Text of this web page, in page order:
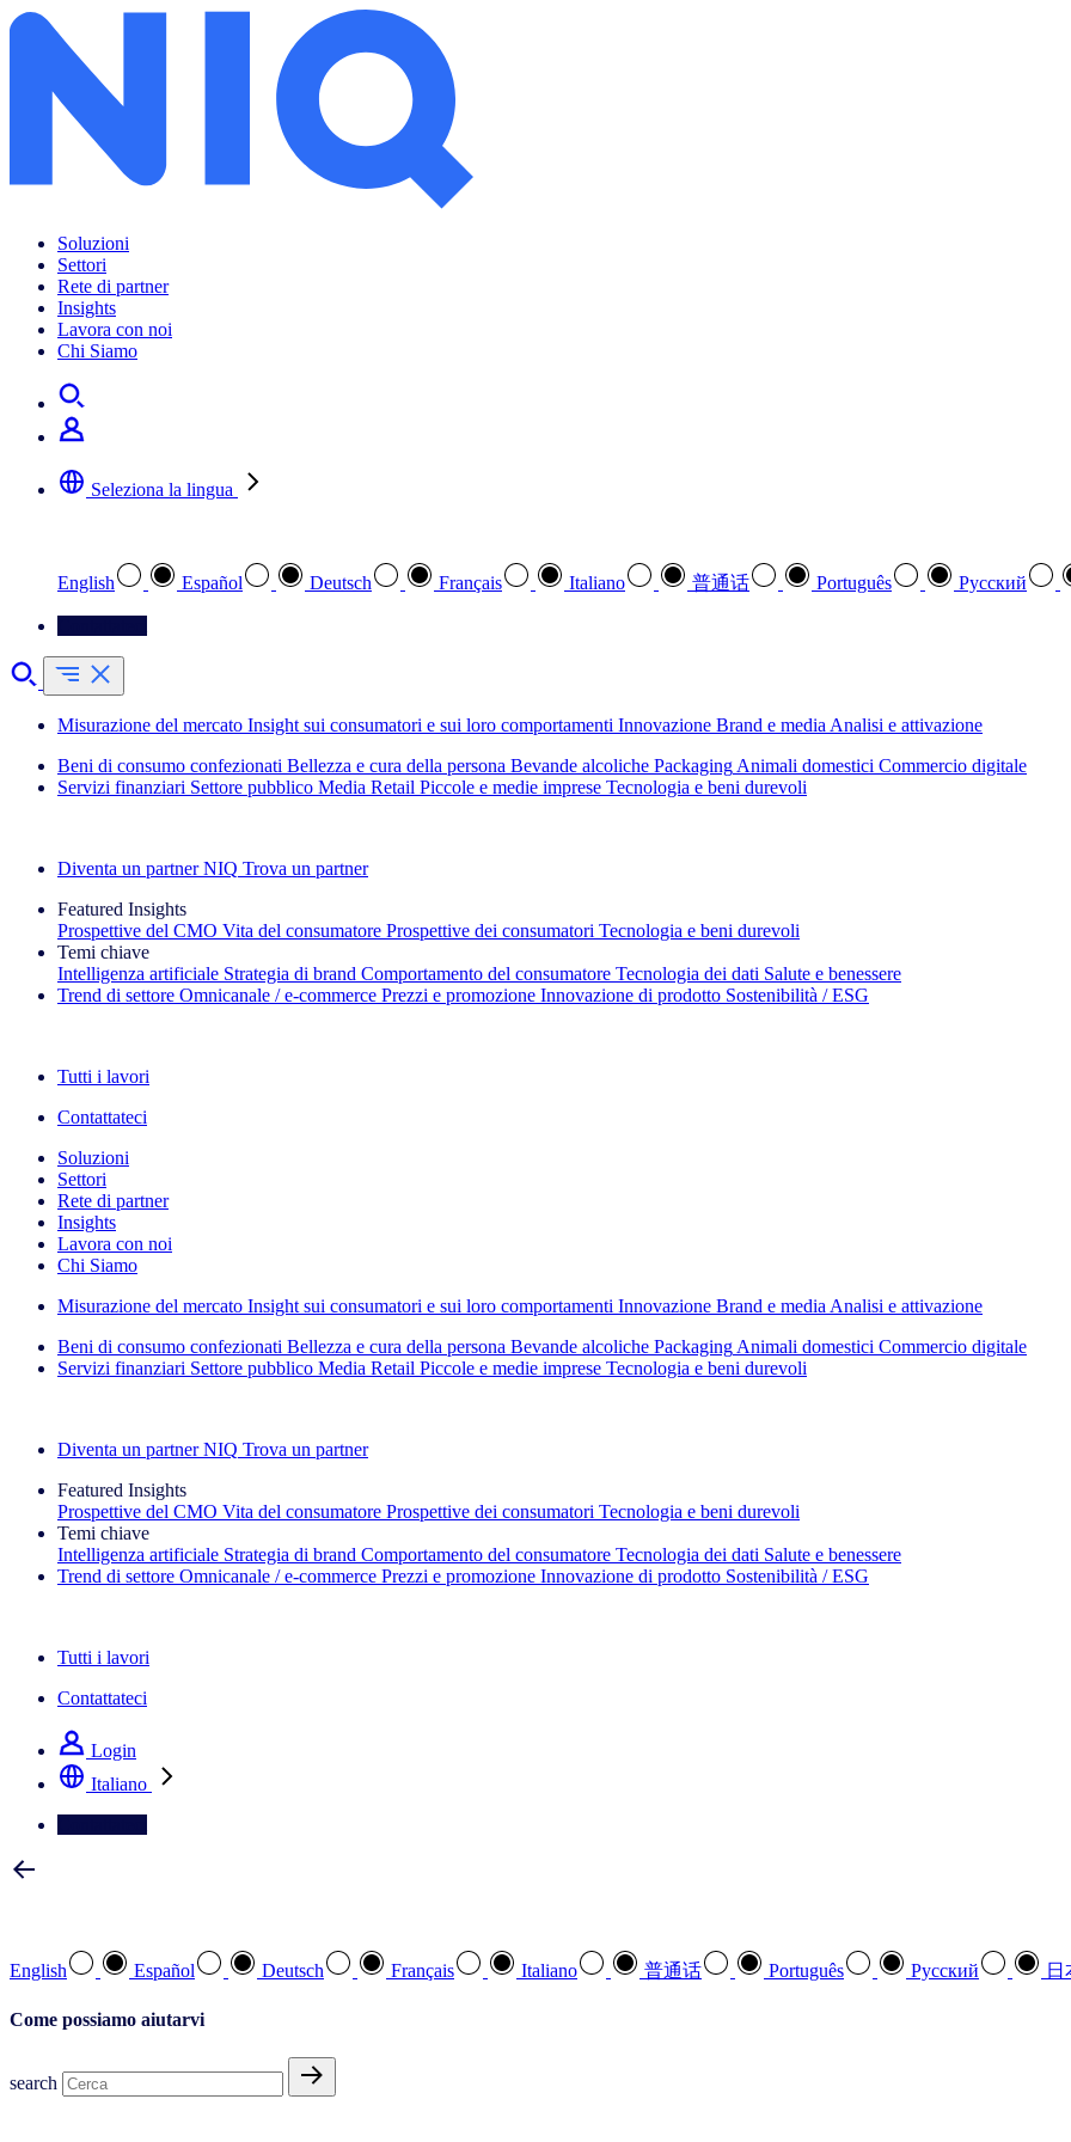
Soluzioni
Settori
Rete di partner
Insights
Lavora con noi
Chi Siamo
Seleziona la lingua
English Español Deutsch Français Italiano 普通话 Português Pусский
Misurazione del mercato Insight sui consumatori e sui loro comportamenti Innovazione Brand e media Analisi e attivazione
Beni di consumo confezionati Bellezza e cura della persona Bevande alcoliche Packaging Animali domestici Commercio digitale
Servizi finanziari Settore pubblico Media Retail Piccole e medie imprese Tecnologia e beni durevoli
Diventa un partner NIQ Trova un partner
Featured Insights
Prospettive del CMO Vita del consumatore Prospettive dei consumatori Tecnologia e beni durevoli
Temi chiave
Intelligenza artificiale Strategia di brand Comportamento del consumatore Tecnologia dei dati Salute e benessere
Trend di settore Omnicanale / e‑commerce Prezzi e promozione Innovazione di prodotto Sostenibilità / ESG
Tutti i lavori
Contattateci
Soluzioni
Settori
Rete di partner
Insights
Lavora con noi
Chi Siamo
Misurazione del mercato Insight sui consumatori e sui loro comportamenti Innovazione Brand e media Analisi e attivazione
Beni di consumo confezionati Bellezza e cura della persona Bevande alcoliche Packaging Animali domestici Commercio digitale
Servizi finanziari Settore pubblico Media Retail Piccole e medie imprese Tecnologia e beni durevoli
Diventa un partner NIQ Trova un partner
Featured Insights
Prospettive del CMO Vita del consumatore Prospettive dei consumatori Tecnologia e beni durevoli
Temi chiave
Intelligenza artificiale Strategia di brand Comportamento del consumatore Tecnologia dei dati Salute e benessere
Trend di settore Omnicanale / e‑commerce Prezzi e promozione Innovazione di prodotto Sostenibilità / ESG
Tutti i lavori
Contattateci
Login
Italiano
English Español Deutsch Français Italiano 普通话 Português Pусский 日
Come possiamo aiutarvi
search